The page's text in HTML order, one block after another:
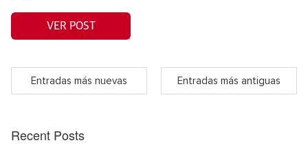
VER POST
Entradas más nuevas Entradas más antiguas
Recent Posts